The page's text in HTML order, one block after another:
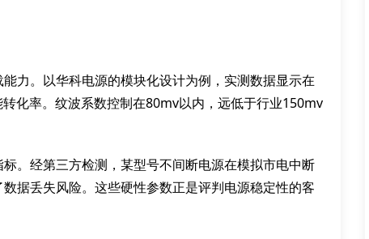
力。以华科电源的模块化设计为例，实测数据显示在
化率。纹波系数控制在80mv以内，远低于行业150mv
。经第三方检测，某型号不间断电源在模拟市电中断
据丢失风险。这些硬性参数正是评判电源稳定性的客